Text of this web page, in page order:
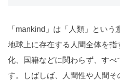
「mankind」は「人類」という
地球上に存在する人間全体を
化、国籍などに関わらず、すべ
す。しばしば、人間性や人間